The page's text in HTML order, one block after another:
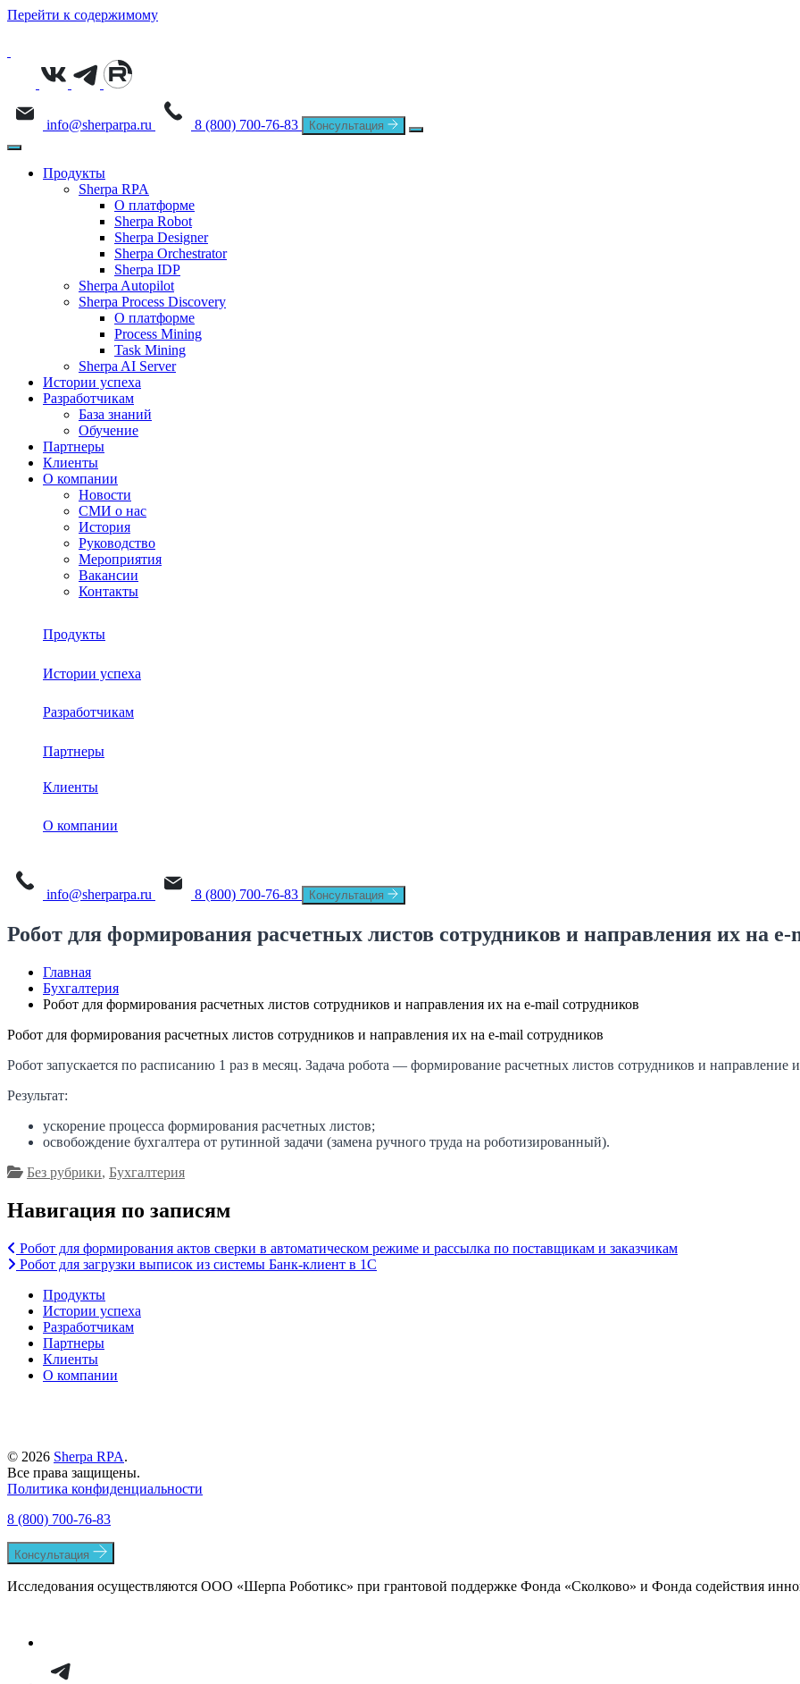
Перейти к содержимому
info@sherparpa.ru 8 (800) 700-76-83 Консультация
Продукты
Sherpa RPA
О платформе
Sherpa Robot
Sherpa Designer
Sherpa Orchestrator
Sherpa IDP
Sherpa Autopilot
Sherpa Process Discovery
О платформе
Process Mining
Task Mining
Sherpa AI Server
Истории успеха
Разработчикам
База знаний
Обучение
Партнеры
Клиенты
О компании
Новости
СМИ о нас
История
Руководство
Мероприятия
Вакансии
Контакты
Продукты
Sherpa RPA
Task Mining
Истории успеха
Разработчикам
База знаний
Обучение
Партнеры
Клиенты
О компании
СМИ о нас
История
Мероприятия
info@sherparpa.ru 8 (800) 700-76-83 Консультация
Робот для формирования расчетных листов сотрудников и направления их на e-
Главная
Бухгалтерия
Робот для формирования расчетных листов сотрудников и направления их на e-mail сотрудников
Робот для формирования расчетных листов сотрудников и направления их на e-mail сотрудников
Робот запускается по расписанию 1 раз в месяц. Задача робота — формирование расчетных листов сотрудников и направление
Результат:
ускорение процесса формирования расчетных листов;
освобождение бухгалтера от рутинной задачи (замена ручного труда на роботизированный).
Без рубрики, Бухгалтерия
Навигация по записям
Робот для формирования актов сверки в автоматическом режиме и рассылка по поставщикам и заказчикам
Робот для загрузки выписок из системы Банк-клиент в 1С
Продукты
Истории успеха
Разработчикам
Партнеры
Клиенты
О компании
© 2026 Sherpa RPA.
Все права защищены.
Политика конфиденциальности
8 (800) 700-76-83
Консультация
Исследования осуществляются ООО «Шерпа Роботикс» при грантовой поддержке Фонда «Сколково» и Фонда содействия